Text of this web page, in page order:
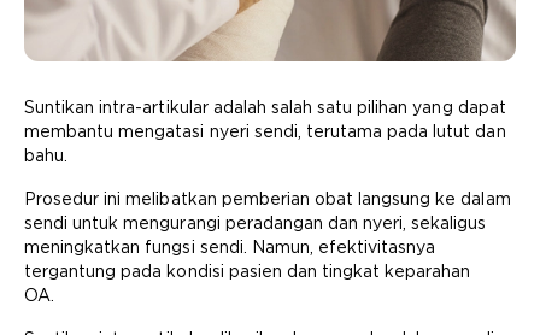
Suntikan intra-artikular adalah salah satu pilihan yang dapat
membantu mengatasi nyeri sendi, terutama pada lutut dan
bahu.
Prosedur ini melibatkan pemberian obat langsung ke dalam
sendi untuk mengurangi peradangan dan nyeri, sekaligus
meningkatkan fungsi sendi. Namun, efektivitasnya
tergantung pada kondisi pasien dan tingkat keparahan
OA.